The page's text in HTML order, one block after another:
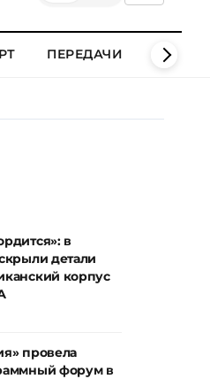
ПЕРЕДАЧИ КЛИПЫ
в
детали
корпус
провела
форум в